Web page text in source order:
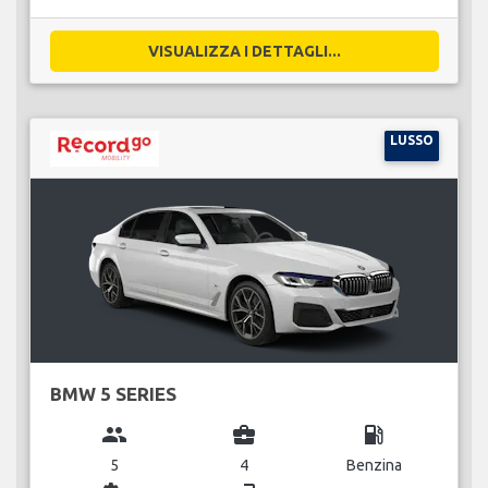
VISUALIZZA I DETTAGLI...
LUSSO
BMW 5 SERIES
group
5
business_center
4
local_gas_station
Benzina